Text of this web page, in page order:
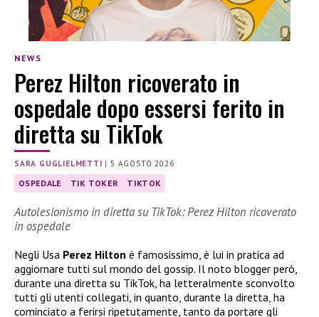
NEWS
Perez Hilton ricoverato in
ospedale dopo essersi ferito in
diretta su TikTok
SARA GUGLIELMETTI |5 AGOSTO 2026
OSPEDALE TIK TOKER TIKTOK
Autolesionismo in diretta su TikTok: Perez Hilton ricoverato
in ospedale
Negli Usa Perez Hilton è famosissimo, è lui in pratica ad
aggiornare tutti sul mondo del gossip. Il noto blogger però,
durante una diretta su TikTok, ha letteralmente sconvolto
tutti gli utenti collegati, in quanto, durante la diretta, ha
cominciato a ferirsi ripetutamente, tanto da portare gli